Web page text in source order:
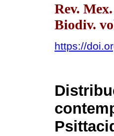
Rev. Mex.
Biodiv.
https://